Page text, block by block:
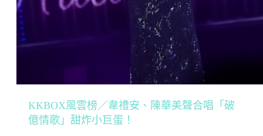
KKBOX風雲榜／韋禮安、陳華美聲合唱「破
億情歌」甜炸小巨蛋！